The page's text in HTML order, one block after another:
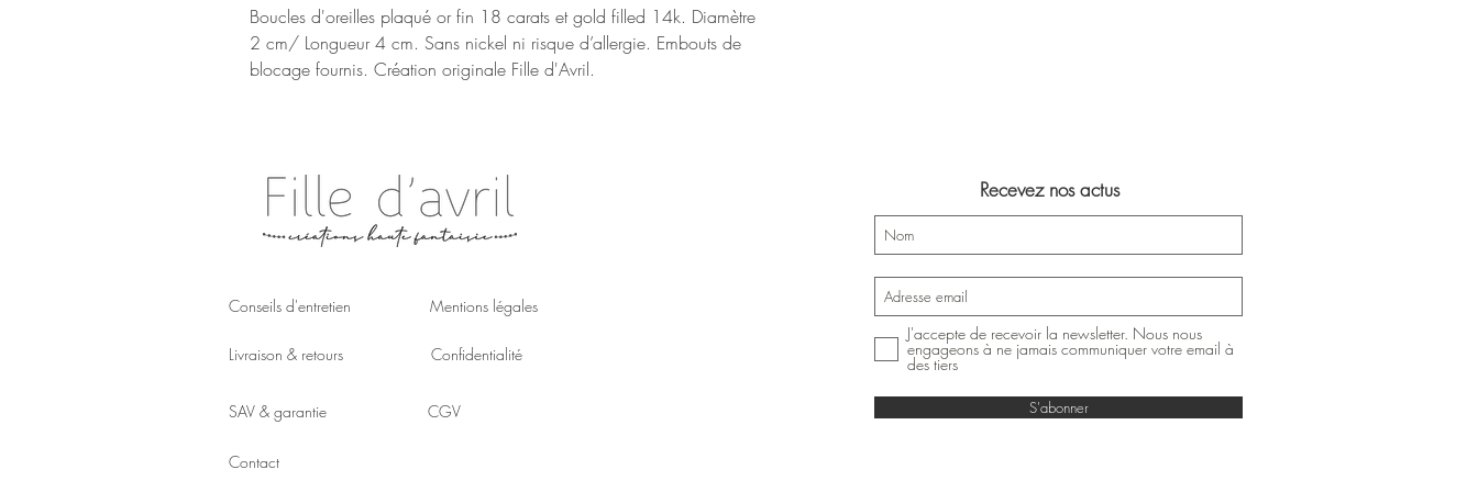
Boucles d'oreilles plaqué or fin 18 carats et gold filled 14k. Diamètre
2 cm/ Longueur 4 cm. Sans nickel ni risque d’allergie. Embouts de
blocage fournis. Création originale Fille d'Avril.
Conseils d'entretien Mentions légales
Livraison & retours Confidentialité
SAV & garantie CGV
Contact
J'accepte de recevoir la newsletter. Nous nous
engageons à ne jamais communiquer votre email à
des tiers
S'abonner
Recevez nos actus